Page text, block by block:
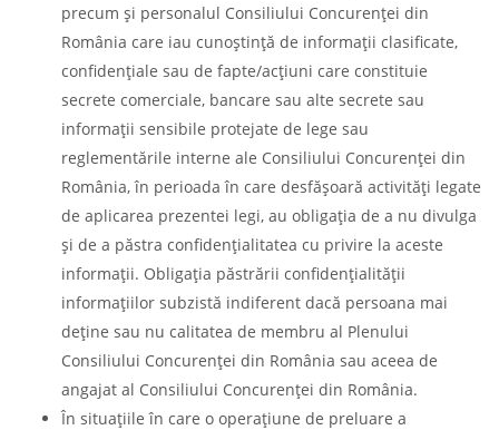
precum şi personalul Consiliului Concurenţei din
România care iau cunoştinţă de informaţii clasificate,
confidenţiale sau de fapte/acţiuni care constituie
secrete comerciale, bancare sau alte secrete sau
informaţii sensibile protejate de lege sau
reglementările interne ale Consiliului Concurenţei din
România, în perioada în care desfăşoară activităţi legate
de aplicarea prezentei legi, au obligaţia de a nu divulga
şi de a păstra confidenţialitatea cu privire la aceste
informaţii. Obligaţia păstrării confidenţialităţii
informaţiilor subzistă indiferent dacă persoana mai
deţine sau nu calitatea de membru al Plenului
Consiliului Concurenţei din România sau aceea de
angajat al Consiliului Concurenţei din România.
În situaţiile în care o operaţiune de preluare a